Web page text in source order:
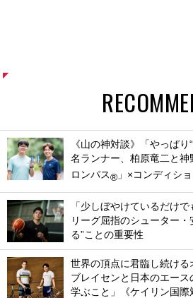
《山の神対談》「やっぱ
名ランナー、柏原竜二と神
ロンパス® 」×コンディシ
「少しぼやけているだけ
リーグ屈指のシューター・
る”ことの重要性
世界の頂点に君臨し続け
ブレイセンと日本のエー
学ぶこと」《ケイリン国際